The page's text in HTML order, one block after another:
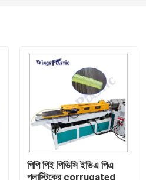
পিপি পিই পিভিসি ইভিএ পিএ
প্লাস্টিকের corrugated